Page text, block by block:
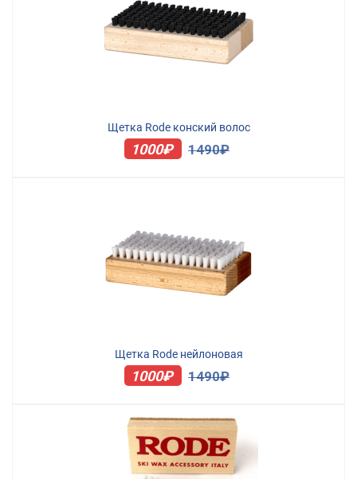
Щетка Rode конский волос
1000₽ 1490₽
Щетка Rode нейлоновая
1000₽ 1490₽